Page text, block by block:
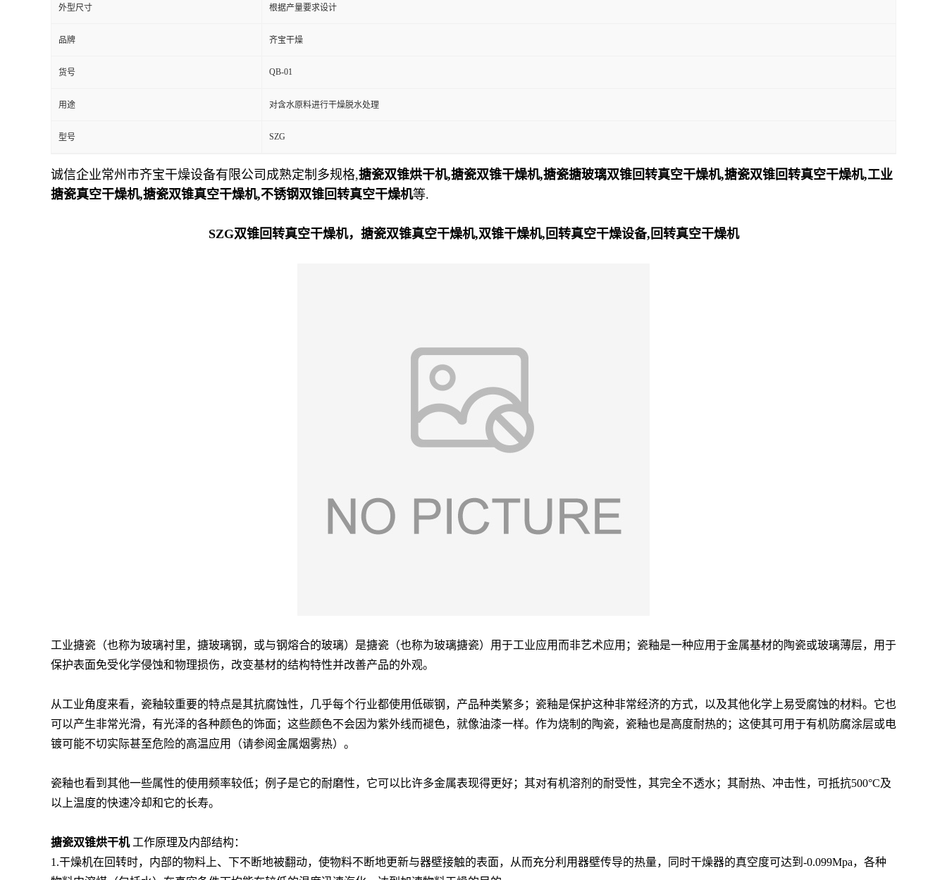
外型尺寸 根据产量要求设计
品牌 齐宝干燥
货号 QB-01
用途 对含水原料进行干燥脱水处理
型号 SZG
诚信企业常州市齐宝干燥设备有限公司成熟定制多规格,搪瓷双锥烘干机,搪瓷双锥干燥机,搪瓷搪玻璃双锥回转真空干燥机,搪瓷双锥回转真空干燥机,工业
搪瓷真空干燥机,搪瓷双锥真空干燥机,不锈钢双锥回转真空干燥机等.
SZG双锥回转真空干燥机，搪瓷双锥真空干燥机,双锥干燥机,回转真空干燥设备,回转真空干燥机
工业搪瓷（也称为玻璃衬里，搪玻璃钢，或与钢熔合的玻璃）是搪瓷（也称为玻璃搪瓷）用于工业应用而非艺术应用；瓷釉是一种应用于金属基材的陶瓷或玻璃薄层，用于
保护表面免受化学侵蚀和物理损伤，改变基材的结构特性并改善产品的外观。
从工业角度来看，瓷釉较重要的特点是其抗腐蚀性，几乎每个行业都使用低碳钢，产品种类繁多；瓷釉是保护这种非常经济的方式，以及其他化学上易受腐蚀的材料。它也
可以产生非常光滑，有光泽的各种颜色的饰面；这些颜色不会因为紫外线而褪色，就像油漆一样。作为烧制的陶瓷，瓷釉也是高度耐热的；这使其可用于有机防腐涂层或电
镀可能不切实际甚至危险的高温应用（请参阅金属烟雾热）。
瓷釉也看到其他一些属性的使用频率较低；例子是它的耐磨性，它可以比许多金属表现得更好；其对有机溶剂的耐受性，其完全不透水；其耐热、冲击性，可抵抗500°C及
以上温度的快速冷却和它的长寿。
搪瓷双锥烘干机 工作原理及内部结构：
1.干燥机在回转时，内部的物料上、下不断地被翻动，使物料不断地更新与器壁接触的表面，从而充分利用器壁传导的热量，同时干燥器的真空度可达到-0.099Mpa，各种